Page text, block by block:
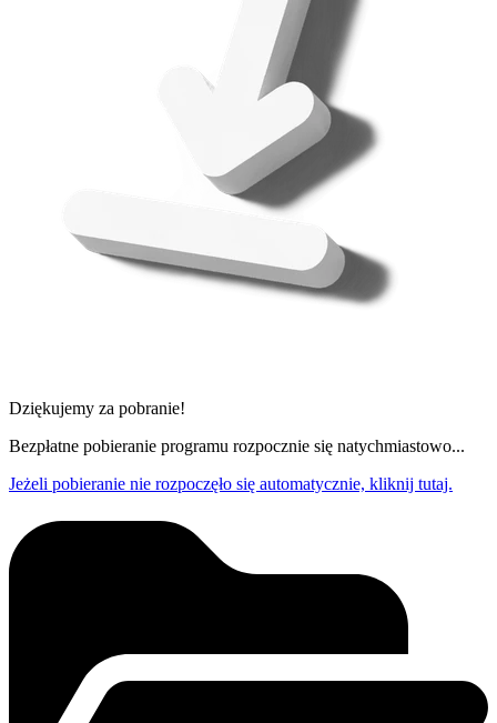
Dziękujemy za pobranie!
Bezpłatne pobieranie programu rozpocznie się natychmiastowo...
Jeżeli pobieranie nie rozpoczęło się automatycznie, kliknij tutaj.